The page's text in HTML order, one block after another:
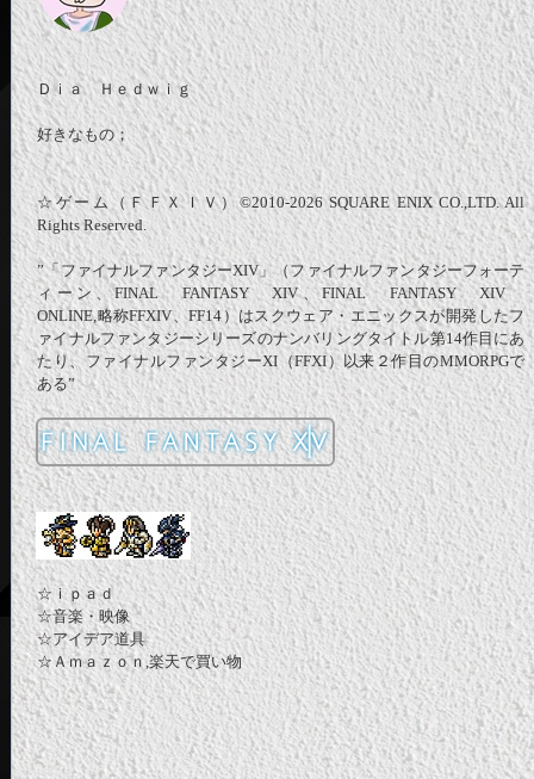
Ｄｉａ Ｈｅｄｗｉｇ
好きなもの；
☆ゲーム（ＦＦＸＩＶ）©2010-2026 SQUARE ENIX CO.,LTD. All
Rights Reserved.
”「ファイナルファンタジーXIV」（ファイナルファンタジーフォーテ
ィーン、FINAL FANTASY XIV、FINAL FANTASY XIV
ONLINE,略称FFXIV、FF14）はスクウェア・エニックスが開発したフ
ァイナルファンタジーシリーズのナンバリングタイトル第14作目にあ
たり、ファイナルファンタジーXI（FFXI）以来２作目のMMORPGで
ある”
☆ｉｐａｄ
☆音楽・映像
☆アイデア道具
☆Ａｍａｚｏｎ,楽天で買い物